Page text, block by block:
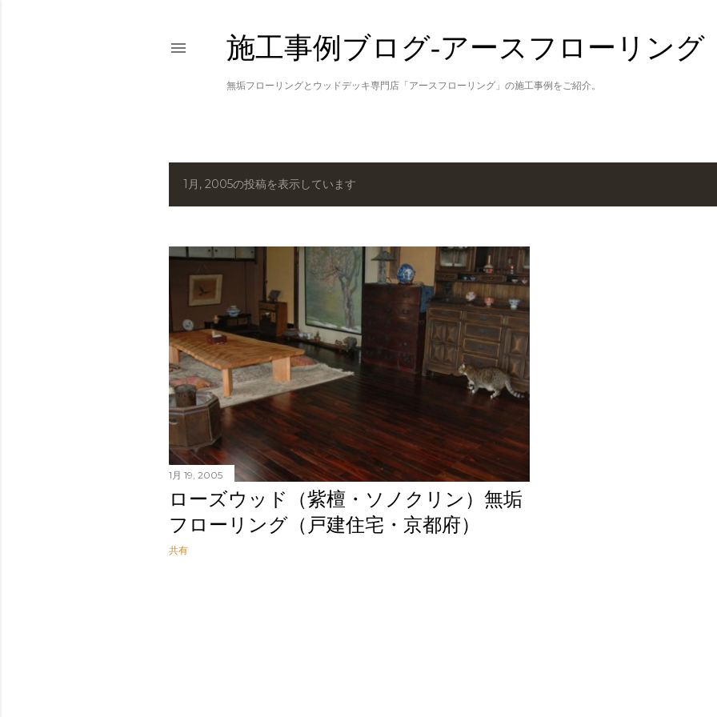
施工事例ブログ‐アースフローリング
無垢フローリングとウッドデッキ専門店「アースフローリング」の施工事例をご紹介。
投1月, 2005の投稿を表示しています
1月 19, 2005
ローズウッド（紫檀・ソノクリン）無垢
フローリング（戸建住宅・京都府）
共有